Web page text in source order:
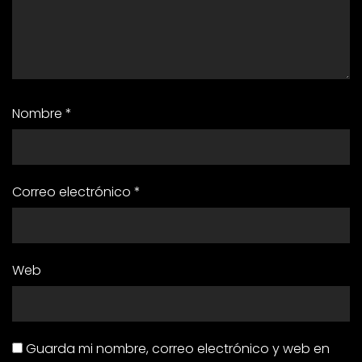
Nombre *
Correo electrónico *
Web
Guarda mi nombre, correo electrónico y web en